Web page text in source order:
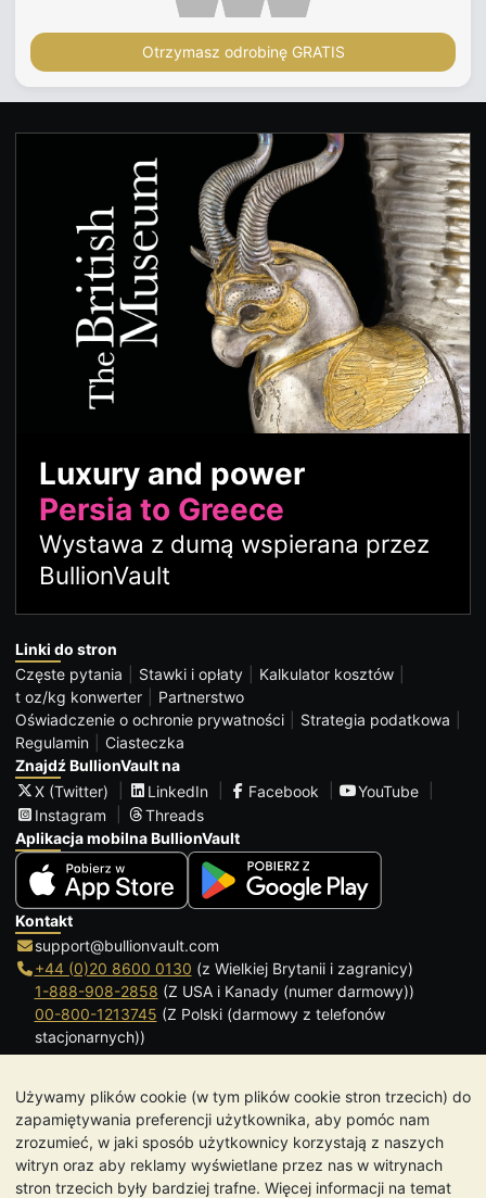
Używamy plików cookie (w tym plików cookie stron trzecich) do
zapamiętywania preferencji użytkownika, aby pomóc nam
zrozumieć, w jaki sposób użytkownicy korzystają z naszych
witryn oraz aby reklamy wyświetlane przez nas w witrynach
stron trzecich były bardziej trafne. Więcej informacji na temat
Otrzymasz odrobinę GRATIS
Luxury and power
Persia to Greece
Wystawa z dumą wspierana przez
BullionVault
Linki do stron
Częste pytania
Stawki i opłaty
Kalkulator kosztów
t oz/kg konwerter
Partnerstwo
Oświadczenie o ochronie prywatności
Strategia podatkowa
Regulamin
Ciasteczka
Znajdź BullionVault na
X (Twitter)
LinkedIn Facebook
YouTube
Instagram
Threads
Aplikacja mobilna BullionVault
Kontakt
support@bullionvault.com
+44 (0)20 8600 0130 (z Wielkiej Brytanii i zagranicy)
1-888-908-2858 (Z USA i Kanady (numer darmowy))
00-800-1213745 (Z Polski (darmowy z telefonów
stacjonarnych))
Godziny otwarcia:
9.00-20.30 (czasu lokalnego), od Poniedziałku do Piątku
Galmarley Ltd T/A BullionVault
3 Shortlands (7 piętro)